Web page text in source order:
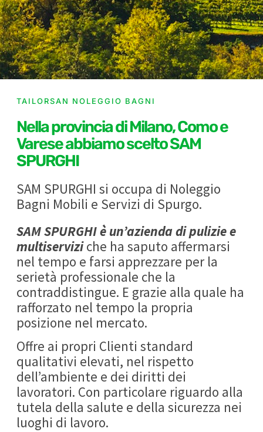
TAILORSAN NOLEGGIO BAGNI
Nella provincia di Milano, Como e
Varese abbiamo scelto SAM
SPURGHI
SAM SPURGHI si occupa di Noleggio
Bagni Mobili e Servizi di Spurgo.
SAM SPURGHIè un’azienda di pulizie e
multiserviziche ha saputo affermarsi
nel tempo e farsi apprezzare per la
serietà professionale che la
contraddistingue. E grazie alla quale ha
rafforzato nel tempo la propria
posizione nel mercato.
Offre ai propri Clienti standard
qualitativi elevati, nel rispetto
dell’ambiente e dei diritti dei
lavoratori. Con particolare riguardo alla
tutela della salute e della sicurezza nei
luoghi di lavoro.